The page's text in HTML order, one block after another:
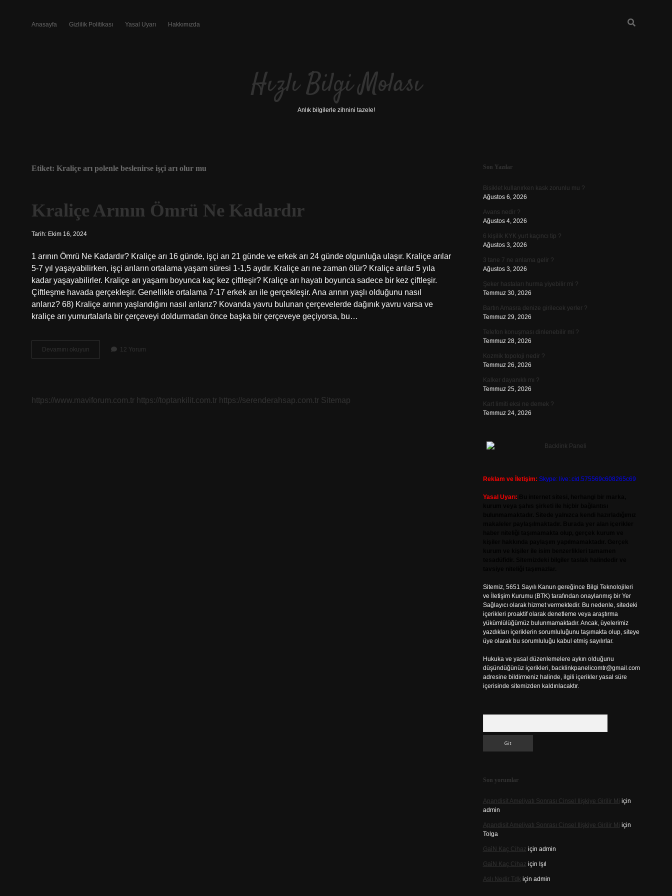
Anasayfa Gizlilik Politikası Yasal Uyarı Hakkımızda
Hızlı Bilgi Molası
Anlık bilgilerle zihnini tazele!
Etiket: Kraliçe arı polenle beslenirse işçi arı olur mu
Kraliçe Arının Ömrü Ne Kadardır
Tarih: Ekim 16, 2024
1 arının Ömrü Ne Kadardır? Kraliçe arı 16 günde, işçi arı 21 günde ve erkek arı 24 günde olgunluğa ulaşır. Kraliçe arılar
5-7 yıl yaşayabilirken, işçi arıların ortalama yaşam süresi 1-1,5 aydır. Kraliçe arı ne zaman ölür? Kraliçe arılar 5 yıla
kadar yaşayabilirler. Kraliçe arı yaşamı boyunca kaç kez çiftleşir? Kraliçe arı hayatı boyunca sadece bir kez çiftleşir.
Çiftleşme havada gerçekleşir. Genellikle ortalama 7-17 erkek arı ile gerçekleşir. Ana arının yaşlı olduğunu nasıl
anlarız? 68) Kraliçe arının yaşlandığını nasıl anlarız? Kovanda yavru bulunan çerçevelerde dağınık yavru varsa ve
kraliçe arı yumurtalarla bir çerçeveyi doldurmadan önce başka bir çerçeveye geçiyorsa, bu…
Devamını okuyun
Arının
12 Yorum
https://www.maviforum.com.tr https://toptankilit.com.tr https://serenderahsap.com.tr Sitemap
Sidebar
Son Yazılar
Bisiklet kullanırken kask zorunlu mu ?
Ağustos 6, 2026
Avans nedir ?
Ağustos 4, 2026
6 kişilik KYK yurt kaçıncı tip ?
Ağustos 3, 2026
3 tane 7 ne anlama gelir ?
Ağustos 3, 2026
Şeker hastaları hurma yiyebilir mi ?
Temmuz 30, 2026
Bartın Amasra denize girilecek yerler ?
Temmuz 29, 2026
Telefon konuşması dinlenebilir mi ?
Temmuz 28, 2026
Kozmik topoloji nedir ?
Temmuz 26, 2026
Kalker dayanıklı mı ?
Temmuz 25, 2026
Kart limiti eksi ne demek ?
Temmuz 24, 2026
Reklam ve İletişim: Skype: live:.cid.575569c608265c69
Yasal Uyarı:
Sitemiz, 5651 Sayılı Kanun gereğince Bilgi Teknolojileri
ve İletişim Kurumu (BTK) tarafından onaylanmış bir Yer
Sağlayıcı olarak hizmet vermektedir. Bu nedenle, sitedeki
içerikleri proaktif olarak denetleme veya araştırma
yükümlülüğümüz bulunmamaktadır. Ancak, üyelerimiz
yazdıkları içeriklerin sorumluluğunu taşımakta olup, siteye
üye olarak bu sorumluluğu kabul etmiş sayılırlar.
Hukuka ve yasal düzenlemelere aykırı olduğunu
düşündüğünüz içerikleri, backlinkpanelicomtr@gmail.com
adresine bildirmeniz halinde, ilgili içerikler yasal süre
içerisinde sitemizden kaldırılacaktır.
Son yorumlar
Apandisit Ameliyatı Sonrası Cinsel Ilişkiye Girilir Mi için
admin
Apandisit Ameliyatı Sonrası Cinsel Ilişkiye Girilir Mi için
Tolga
Gai̇N Kaç Cihaz için admin
Gai̇N Kaç Cihaz için Işıl
Aslı Nedir Tdk için admin